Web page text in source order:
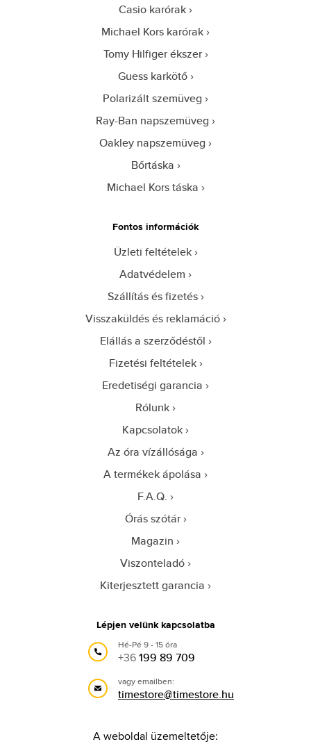
Casio karórak
Michael Kors karórak
Tomy Hilfiger ékszer
Guess karkötő
Polarizált szemüveg
Ray-Ban napszemüveg
Oakley napszemüveg
Bőrtáska
Michael Kors táska
Fontos információk
Üzleti feltételek
Adatvédelem
Szállítás és fizetés
Visszaküldés és reklamáció
Elállás a szerződéstől
Fizetési feltételek
Eredetiségi garancia
Rólunk
Kapcsolatok
Az óra vízállósága
A termékek ápolása
F.A.Q.
Órás szótár
Magazin
Viszonteladó
Kiterjesztett garancia
Lépjen velünk kapcsolatba
Hé-Pé 9 - 15 óra
+36199 89 709
vagy emailben:
timestore@timestore.hu
A weboldal üzemeltetője: